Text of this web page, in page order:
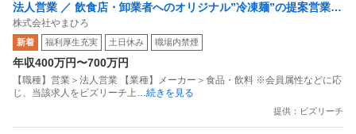
法人営業 ／ 飲食店・卸業者へのオリジナル”冷凍麺”の提案営業
「管理職・管理職候補／冷凍麺の製造メーカー」家賃最大90％補
助！ライフスタイルによって選べる3つの働き方／充実の福利厚生
株式会社やまひろ
新着 福利厚生充実 土日休み 職場内禁煙
年収400万円〜700万円
【職種】営業＞法人営業 【業種】メーカー＞食品・飲料 ※会員属性などに応
じ、当該求人をビズリーチ上…続きを見る
提供：ビズリーチ